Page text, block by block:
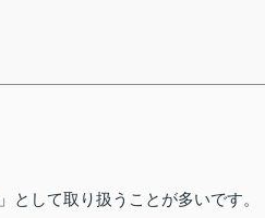
して取り扱うことが多いです。